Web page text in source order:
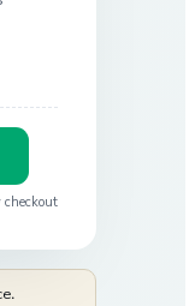
checkout